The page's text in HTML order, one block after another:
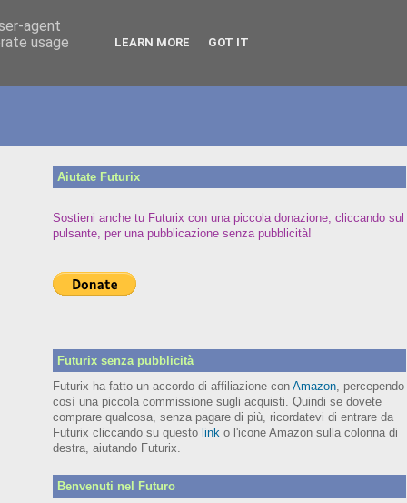
Aiutate Futurix
Sostieni anche tu Futurix con una piccola donazione, cliccando sul
pulsante, per una pubblicazione senza pubblicità!
Futurix senza pubblicità
Futurix ha fatto un accordo di affiliazione con Amazon, percependo
così una piccola commissione sugli acquisti. Quindi se dovete
comprare qualcosa, senza pagare di più, ricordatevi di entrare da
Futurix cliccando su questo link o l'icone Amazon sulla colonna di
destra, aiutando Futurix.
Benvenuti nel Futuro
agent
usage
LEARN MORE GOT IT